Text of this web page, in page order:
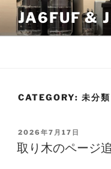
Skip
content
JA6FUF &
CATEGORY: 未分類
POSTED
ON
2026年7月17日
取り木のページ